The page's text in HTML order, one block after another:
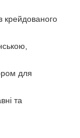
крейдованого
для
та